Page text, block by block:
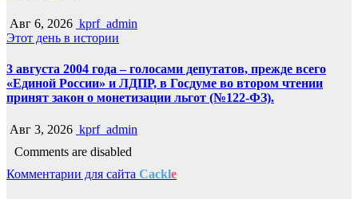
Авг 6, 2026 kprf_admin
Этот день в истории
3 августа 2004 года – голосами депутатов, прежде всего
«Единой России» и ЛДПР, в Госдуме во втором чтении
принят закон о монетизации льгот (№122-ФЗ).
Авг 3, 2026 kprf_admin
Comments are disabled
Комментарии для сайта Cackle